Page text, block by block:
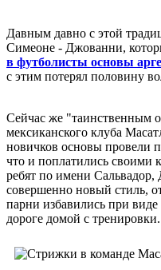
Давным давно с этой
Симеоне - Джованни,
в футболисты основы
с этим потерял половину
Сейчас же "таинственным
мексиканского клуба
новичков основы провели
что и поплатились своими
ребят по имени
совершенно новый стиль,
парни избавились при
дороге домой с тренировки.